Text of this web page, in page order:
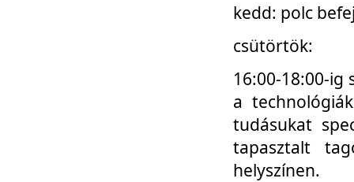
kedd: polc
csütörtök:
16:00-18:00-
a
tudásukat
tapasztalt
helyszínen.